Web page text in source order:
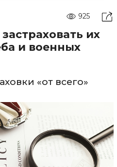
925
их
и военных
«от всего»